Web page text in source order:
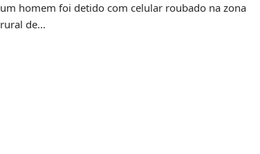
um homem foi detido com celular roubado na zona
rural de…